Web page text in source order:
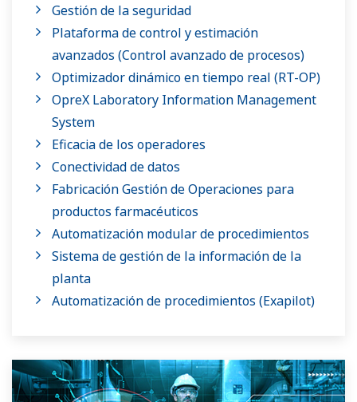
Gestión de la seguridad
Plataforma de control y estimación
avanzados (Control avanzado de procesos)
Optimizador dinámico en tiempo real (RT-OP)
OpreX Laboratory Information Management
System
Eficacia de los operadores
Conectividad de datos
Fabricación Gestión de Operaciones para
productos farmacéuticos
Automatización modular de procedimientos
Sistema de gestión de la información de la
planta
Automatización de procedimientos (Exapilot)